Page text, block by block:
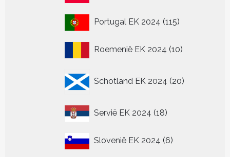
Portugal EK 2024 115115
Roemenië EK 2024 1010
Schotland EK 2024 20
producten
Servië EK 2024 1818
Slovenië EK 2024 66